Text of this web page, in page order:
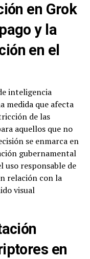
en Grok
y la
en el
inteligencia
medida que afecta
de las
aquellos que no
se enmarca en
gubernamental
uso responsable de
relación con la
visual
en